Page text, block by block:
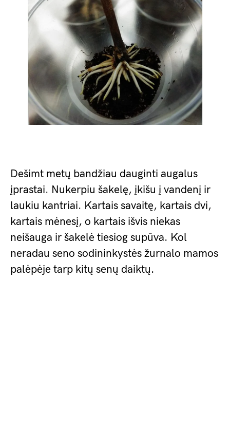
Dešimt metų bandžiau dauginti augalus
įprastai. Nukerpiu šakelę, įkišu į vandenį ir
laukiu kantriai. Kartais savaitę, kartais dvi,
kartais mėnesį, o kartais išvis niekas
neišauga ir šakelė tiesiog supūva. Kol
neradau seno sodininkystės žurnalo mamos
palėpėje tarp kitų senų daiktų.